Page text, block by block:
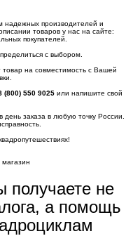
надежных производителей и
товаров у нас на сайте:
покупателей.
с выбором.
товар на совместимость с Вашей
(800) 550 9025 или напишите свой
заказа в любую точку России.
получаете не
а помощь